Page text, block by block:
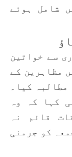
شامل ہوئے
سے خواتین
مظاہرین کے
مطالبہ کیا۔
کہا کہ وہ
قائم نہ
کو جرمنی